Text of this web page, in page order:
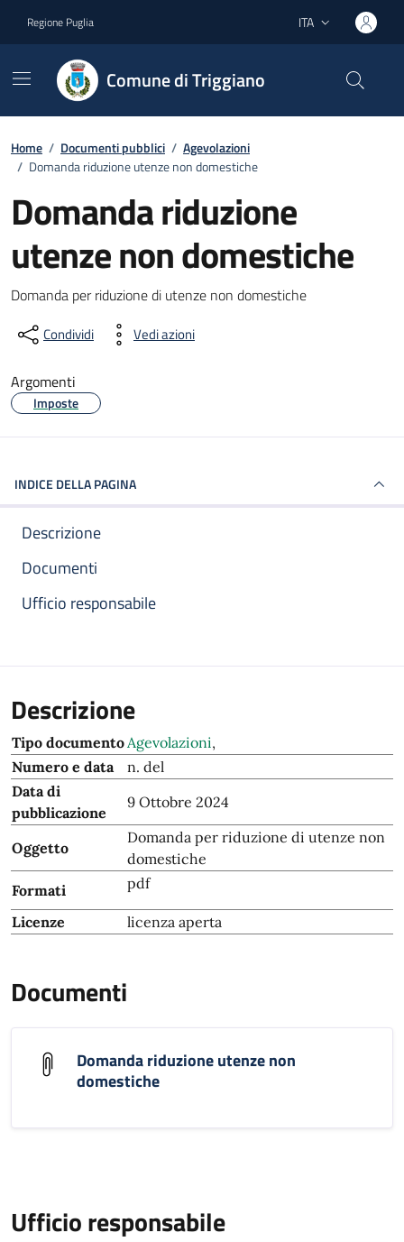
Regione Puglia Lingua attiva:
ITA
Comune di Triggiano
Home / Documenti pubblici / Agevolazioni
/ Domanda riduzione utenze non domestiche
Domanda riduzione
utenze non domestiche
Dettagli del documento
Domanda per riduzione di utenze non domestiche
Condividi Vedi azioni
Argomenti
Imposte
INDICE DELLA PAGINA
Descrizione
Documenti
Ufficio responsabile
Descrizione
Tipo documentoAgevolazioni,
Numero e data
n. del
Data di
pubblicazione
9 Ottobre 2024
Oggetto
Domanda per riduzione di utenze non
domestiche
Formati
pdf
Licenze licenza aperta
Documenti
Domanda riduzione utenze non
domestiche
Ufficio responsabile